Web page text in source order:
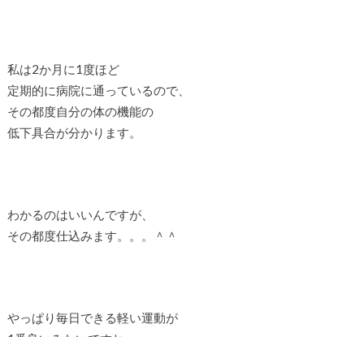
私は2か月に1度ほど
定期的に病院に通っているので、
その都度自分の体の機能の
低下具合が分かります。
わかるのはいいんですが、
その都度仕込みます。。。＾＾
やっぱり毎日できる軽い運動が